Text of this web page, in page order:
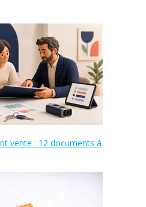
vente : 12 documents à